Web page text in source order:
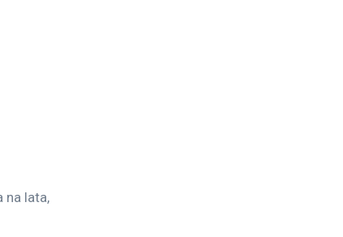
na lata,